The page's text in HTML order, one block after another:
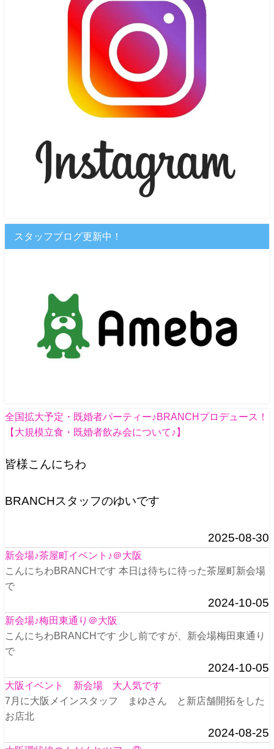
スタッフブログ更新中！
全国拡大予定・既婚者パーティー♪BRANCHプロデュース！
【大規模立食・既婚者飲み会について♪】
皆様こんにちわ
BRANCHスタッフのゆいです
2025-08-30
新会場♪茶屋町イベント♪＠大阪
こんにちわBRANCHです 本日は待ちに待った茶屋町新会場
で
2024-10-05
新会場♪梅田東通り＠大阪
こんにちわBRANCHです 少し前ですが、新会場梅田東通り
で
2024-10-05
大阪イベント 新会場 大人気です
7月に大阪メインスタッフ まゆさん と新店舗開拓をした
お店北
2024-08-25